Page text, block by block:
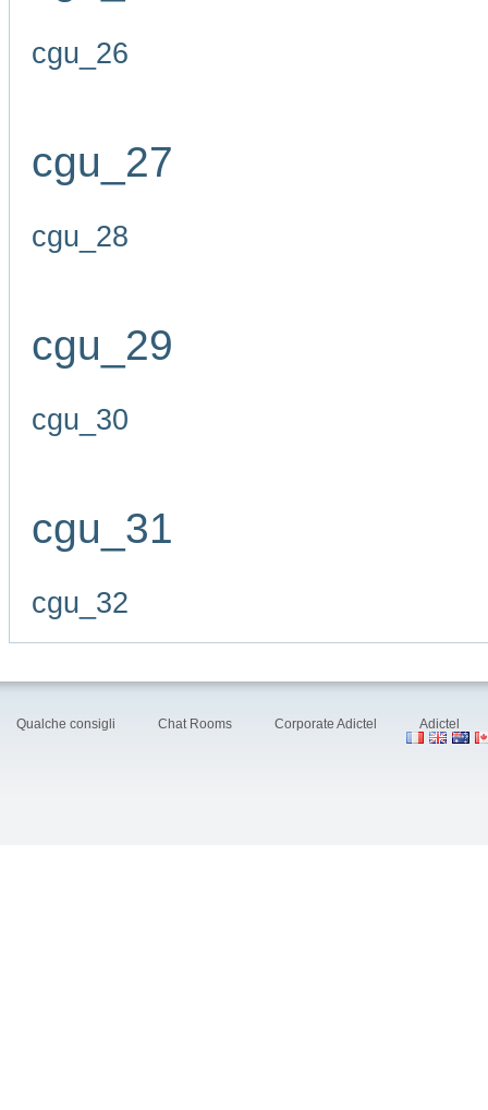
cgu_26
cgu_27
cgu_28
cgu_29
cgu_30
cgu_31
cgu_32
Qualche consigli Chat Rooms Corporate Adictel Adictel